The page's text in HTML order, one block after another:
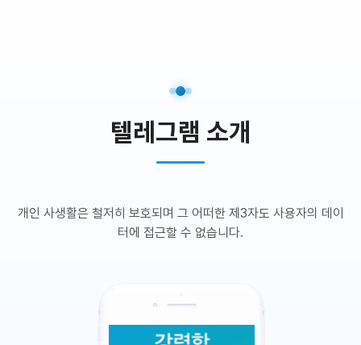
텔레그램 소개
개인 사생활은 철저히 보호되며 그 어떠한 제3자도 사용자의 데이
터에 접근할 수 없습니다.